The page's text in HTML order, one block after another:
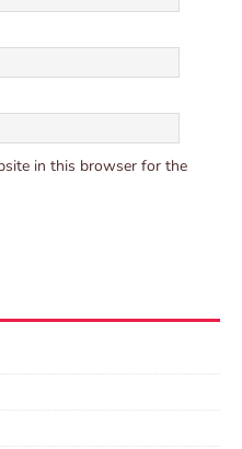
in this browser for the